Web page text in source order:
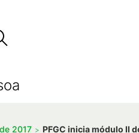
2017 PFGC inicia módulo II